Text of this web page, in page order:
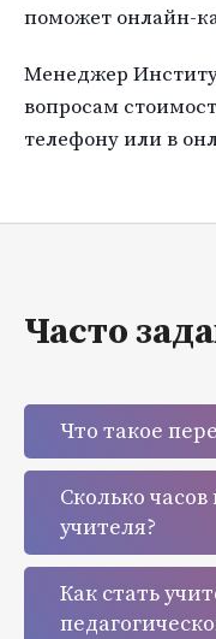
поможет онлайн-
Менеджер
вопросам
телефону или в
Часто
Что такое
Сколько
учителя?
Как стать